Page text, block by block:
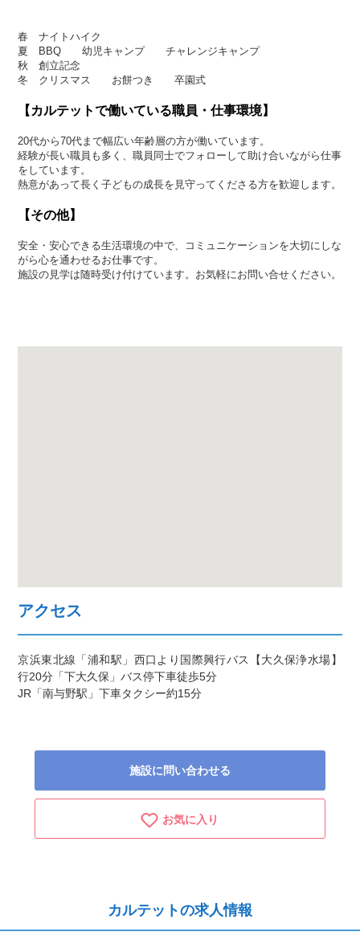
春 ナイトハイク
夏 BBQ 幼児キャンプ チャレンジキャンプ
秋 創立記念
冬 クリスマス お餅つき 卒園式
【カルテットで働いている職員・仕事環境】
20代から70代まで幅広い年齢層の方が働いています。
経験が長い職員も多く、職員同士でフォローして助け合いながら仕事
をしています。
熱意があって長く子どもの成長を見守ってくださる方を歓迎します。
【その他】
安全・安心できる生活環境の中で、コミュニケーションを大切にしな
がら心を通わせるお仕事です。
施設の見学は随時受け付けています。お気軽にお問い合せください。
アクセス
京浜東北線「浦和駅」西口より国際興行バス【大久保浄水場】
行20分「下大久保」バス停下車徒歩5分
JR「南与野駅」下車タクシー約15分
施設に問い合わせる
お気に入り
カルテットの求人情報